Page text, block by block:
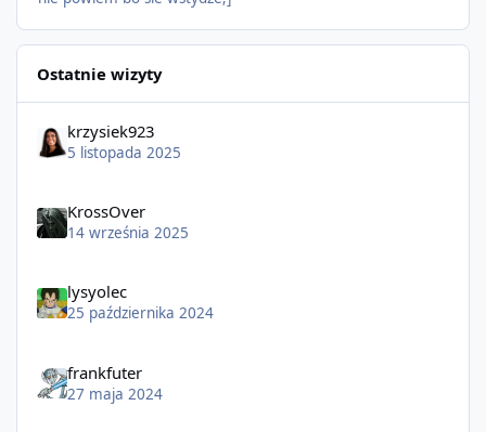
Ostatnie wizyty
krzysiek923
5 listopada 2025
KrossOver
14 września 2025
lysyolec
25 października 2024
frankfuter
27 maja 2024